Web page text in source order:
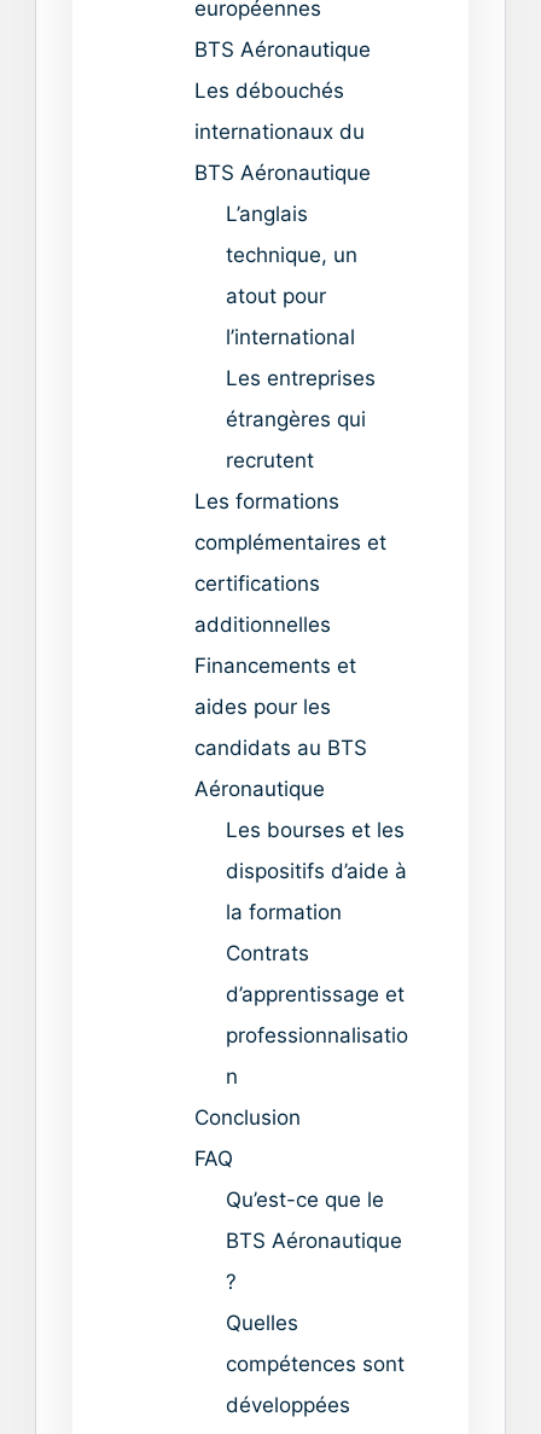
européennes
BTS Aéronautique
Les débouchés
internationaux du
BTS Aéronautique
L’anglais
technique, un
atout pour
l’international
Les entreprises
étrangères qui
recrutent
Les formations
complémentaires et
certifications
additionnelles
Financements et
aides pour les
candidats au BTS
Aéronautique
Les bourses et les
dispositifs d’aide à
la formation
Contrats
d’apprentissage et
professionnalisatio
n
Conclusion
FAQ
Qu’est-ce que le
BTS Aéronautique
?
Quelles
compétences sont
développées